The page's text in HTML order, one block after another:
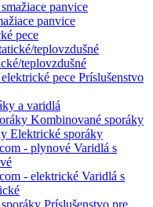
panvice
pece
teplovzdušné
Príslušenstvo
a varidlá
Kombinované sporáky
Elektrické sporáky
Varidlá s
Varidlá s
Príslušenstvo pre